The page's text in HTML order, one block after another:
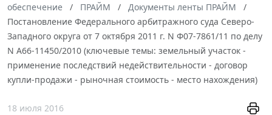
обеспечение
ПРАЙМ
Документы ленты ПРАЙМ
Постановление Федерального арбитражного суда Северо-
Западного округа от 7 октября 2011 г. N Ф07-7861/11 по делу
N А66-11450/2010 (ключевые темы: земельный участок -
применение последствий недействительности - договор
купли-продажи - рыночная стоимость - место нахождения)
18 июля 2016